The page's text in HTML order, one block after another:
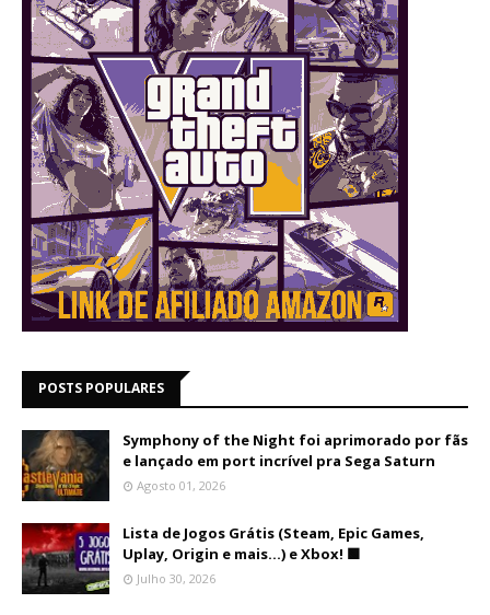
POSTS POPULARES
Symphony of the Night foi aprimorado por fãs
e lançado em port incrível pra Sega Saturn
Agosto 01, 2026
Lista de Jogos Grátis (Steam, Epic Games,
Uplay, Origin e mais...) e Xbox! 🟩
Julho 30, 2026